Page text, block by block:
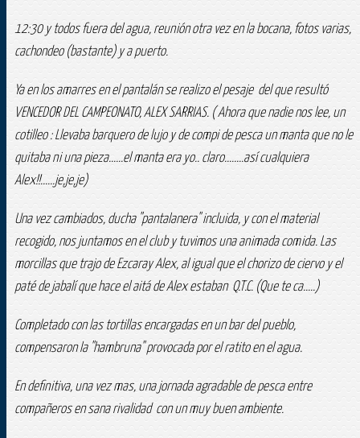
12:30 y todos fuera del agua, reunión otra vez en la bocana, fotos varias,
cachondeo (bastante) y a puerto.
Ya en los amarres en el pantalán se realizo el pesaje del que resultó
VENCEDOR DEL CAMPEONATO, ALEX SARRIAS. ( Ahora que nadie nos lee, un
cotilleo : Llevaba barquero de lujo y de compi de pesca un manta que no le
quitaba ni una pieza......el manta era yo.. claro........así cualquiera
Alex!!......je,je,je)
Una vez cambiados, ducha "pantalanera" incluida, y con el material
recogido, nos juntamos en el club y tuvimos una animada comida. Las
morcillas que trajo de Ezcaray Alex, al igual que el chorizo de ciervo y el
paté de jabalí que hace el aitá de Alex estaban Q.T.C. (Que te ca.....)
Completado con las tortillas encargadas en un bar del pueblo,
compensaron la "hambruna" provocada por el ratito en el agua.
En definitiva, una vez mas, una jornada agradable de pesca entre
compañeros en sana rivalidad con un muy buen ambiente.